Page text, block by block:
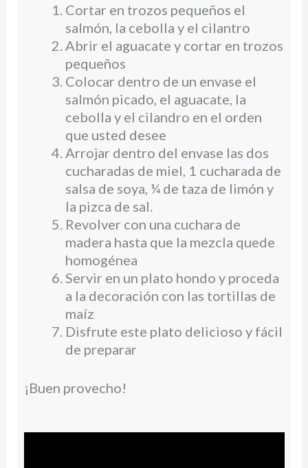
Cortar en trozos pequeños el
salmón, la cebolla y el cilantro
Abrir el aguacate y cortar en trozos
pequeños
Colocar dentro de un envase el
salmón picado, el aguacate, la
cebolla y el cilandro en el orden
que usted desee
Arrojar dentro del envase las dos
cucharadas de miel, 1 cucharada de
salsa de soya, ¼ de taza de limón y
la pizca de sal.
Revolver con una cuchara de
madera hasta que la mezcla quede
homogénea
Servir en un plato hondo y proceda
a la decoración con las tortillas de
maíz
Disfrute este plato delicioso y fácil
de preparar
¡Buen provecho!